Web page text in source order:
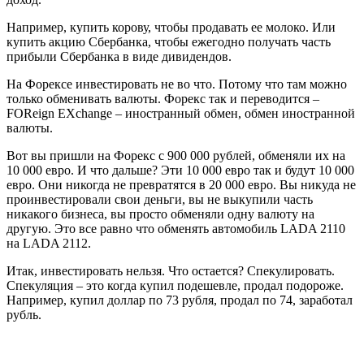
Например, купить корову, чтобы продавать ее молоко. Или
купить акцию Сбербанка, чтобы ежегодно получать часть
прибыли Сбербанка в виде дивидендов.
На Форексе инвестировать не во что. Потому что там можно
только обменивать валюты. Форекс так и переводится –
FOReign EXchange – иностранный обмен, обмен иностранной
валюты.
Вот вы пришли на Форекс с 900 000 рублей, обменяли их на
10 000 евро. И что дальше? Эти 10 000 евро так и будут 10 000
евро. Они никогда не превратятся в 20 000 евро. Вы никуда не
проинвестировали свои деньги, вы не выкупили часть
никакого бизнеса, вы просто обменяли одну валюту на
другую. Это все равно что обменять автомобиль LADA 2110
на LADA 2112.
Итак, инвестировать нельзя. Что остается? Спекулировать.
Спекуляция – это когда купил подешевле, продал подороже.
Например, купил доллар по 73 рубля, продал по 74, заработал
рубль.